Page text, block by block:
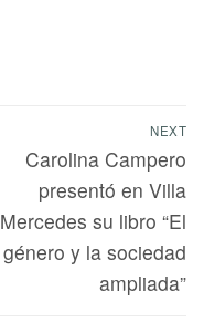
NEXT
Carolina Campero
presentó en Villa
Mercedes su libro “El
género y la sociedad
ampliada”